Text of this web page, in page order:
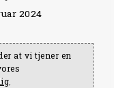
2024
at vi tjener en